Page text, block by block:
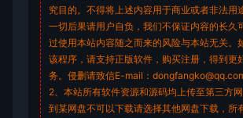
究目的。不得将上述内容用于商业或者非法用
一切后果请用户自负，我们不保证内容的长久
过使用本站内容随之而来的风险与本站无关。
该程序，请支持正版软件，购买注册，得到更
务。侵删请致信E-mail：
2、本站所有软件资源和源码均上传至第三方
到某网盘不可以下载请选择其他网盘下载，所